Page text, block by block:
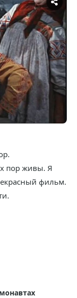
пор живы. Я
фильм.